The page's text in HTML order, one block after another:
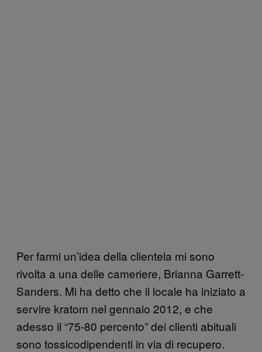
Per farmi un’idea della clientela mi sono
rivolta a una delle cameriere, Brianna Garrett-
Sanders. Mi ha detto che il locale ha iniziato a
servire kratom nel gennaio 2012, e che
adesso il “75-80 percento” dei clienti abituali
sono tossicodipendenti in via di recupero.